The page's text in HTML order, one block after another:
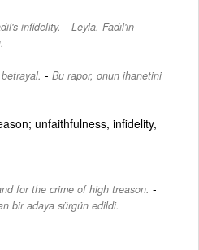
infidelity. - Leyla, Fadıl'ın
- Bu rapor, onun ihanetini
unfaithfulness, infidelity,
for the crime of high treason. -
bir adaya sürgün edildi.